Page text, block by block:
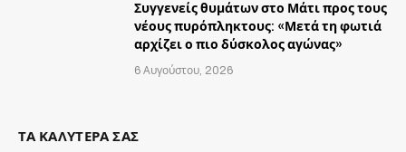
Συγγενείς θυμάτων στο Μάτι προς τους
νέους πυρόπληκτους: «Μετά τη φωτιά
αρχίζει ο πιο δύσκολος αγώνας»
6 Αυγούστου, 2026
ΤΑ ΚΑΛΥΤΕΡΑ ΣΑΣ